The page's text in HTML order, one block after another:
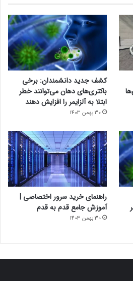
کشف جدید دانشمندان: برخی
باکتری‌های دهان می‌توانند خطر
ابتلا به آلزایمر را افزایش دهند
30 بهمن 1403
راهنمای خرید سرور اختصاصی |
آموزش جامع قدم به قدم
30 بهمن 1403